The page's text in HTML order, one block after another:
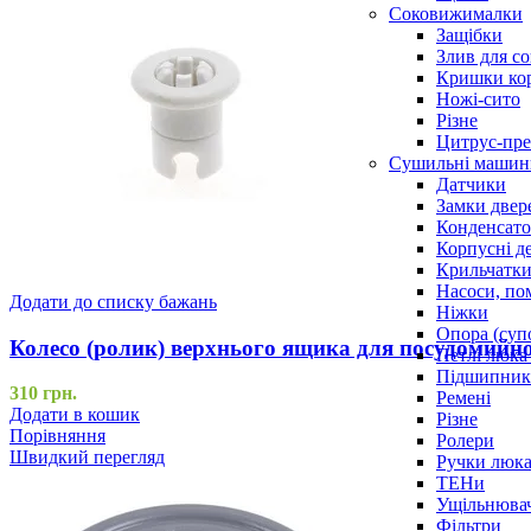
Соковижималки
Защібки
Злив для
Кришки
Ножі-сито
Різне
Цитрус-
Сушильні
Датчики
Замки
Корпусні
Крильчатки
Насоси,
Ніжки
Опора
Петлі люка
Ремені
Різне
Ролери
Ручки
ТЕНи
Фільтри
Додати до списку бажань
Колесо (ролик) верхнього ящика для
310 грн.
Додати в кошик
Порівняння
Швидкий перегляд